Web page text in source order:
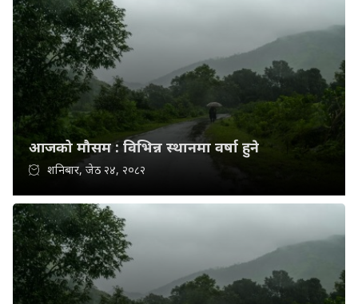
आजको मौसम : विभिन्न स्थानमा वर्षा हुने
शनिबार, जेठ २४, २०८२